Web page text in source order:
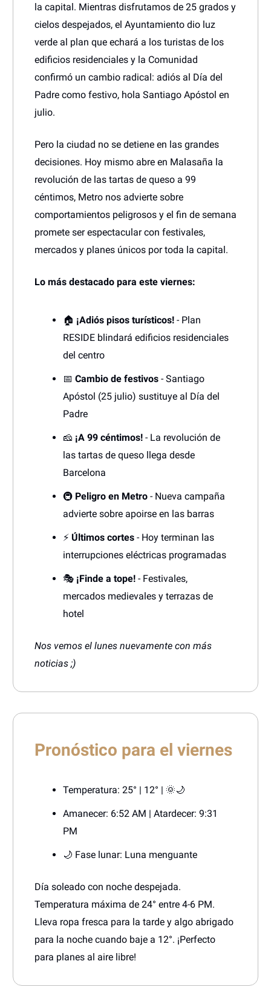
la capital. Mientras disfrutamos de 25 grados y
cielos despejados, el Ayuntamiento dio luz
verde al plan que echará a los turistas de los
edificios residenciales y la Comunidad
confirmó un cambio radical: adiós al Día del
Padre como festivo, hola Santiago Apóstol en
julio.
Pero la ciudad no se detiene en las grandes
decisiones. Hoy mismo abre en Malasaña la
revolución de las tartas de queso a 99
céntimos, Metro nos advierte sobre
comportamientos peligrosos y el fin de semana
promete ser espectacular con festivales,
mercados y planes únicos por toda la capital.
Lo más destacado para este viernes:
🏠 ¡Adiós pisos turísticos! - Plan
RESIDE blindará edificios residenciales
del centro
📅 Cambio de festivos - Santiago
Apóstol (25 julio) sustituye al Día del
Padre
🧀 ¡A 99 céntimos! - La revolución de
las tartas de queso llega desde
Barcelona
🚇 Peligro en Metro - Nueva campaña
advierte sobre apoirse en las barras
⚡ Últimos cortes - Hoy terminan las
interrupciones eléctricas programadas
🎭 ¡Finde a tope! - Festivales,
mercados medievales y terrazas de
hotel
Nos vemos el lunes nuevamente con más
noticias ;)
Pronóstico para el viernes
Temperatura: 25° | 12° | 🌞🌙
Amanecer: 6:52 AM | Atardecer: 9:31
PM
🌙 Fase lunar: Luna menguante
Día soleado con noche despejada.
Temperatura máxima de 24° entre 4-6 PM.
Lleva ropa fresca para la tarde y algo abrigado
para la noche cuando baje a 12°. ¡Perfecto
para planes al aire libre!